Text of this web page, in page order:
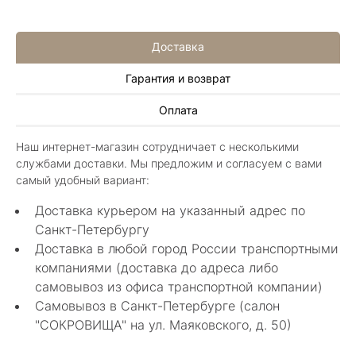
Доставка
Гарантия и возврат
Оплата
Наш интернет-магазин сотрудничает с несколькими
службами доставки. Мы предложим и согласуем с вами
самый удобный вариант:
Доставка курьером на указанный адрес по
Санкт-Петербургу
Доставка в любой город России транспортными
компаниями (доставка до адреса либо
самовывоз из офиса транспортной компании)
Самовывоз в Санкт-Петербурге (салон
"СОКРОВИЩА" на ул. Маяковского, д. 50)
Алла Майорова
Классные изделия, оригинальные не похожие
в других магазинах. Сотрудники очень
грамотные специалисты в своем деле помогли
с выбором.
Показать полностью
Нелли Г.
4 мая 2025
Каждый раз бывая на Большой Конюшенной
12 в Санкт-Петербурге посещаю этот